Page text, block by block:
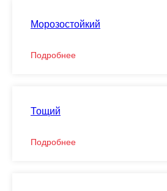
Морозостойкий
Подробнее
Тощий
Подробнее